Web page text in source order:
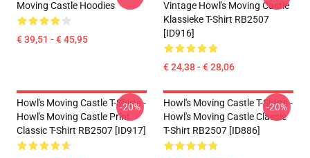
Moving Castle Hoodies
€ 39,51 - € 45,95
Vintage Howl's Moving Castle
Klassieke T-Shirt RB2507
[ID916]
€ 24,38 - € 28,06
Howl's Moving Castle T-Shirts -
Howl's Moving Castle Print
Classic T-Shirt RB2507 [ID917]
-20%
Howl's Moving Castle T-Shirts -
Howl's Moving Castle Classic
T-Shirt RB2507 [ID886]
-20%